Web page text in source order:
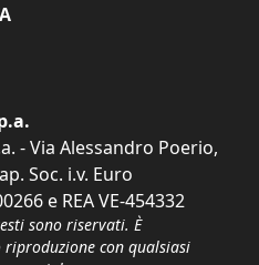
- Via Alessandro Poerio,
Soc. i.v. Euro
e REA VE-454332
sono riservati. È
con qualsiasi